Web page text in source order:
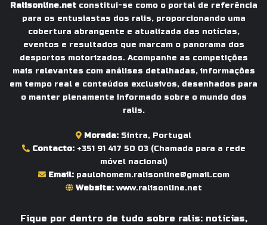
Ralisonline.netconstitui-se como o portal de referência
para os entusiastas dos ralis, proporcionando uma
cobertura abrangente e atualizada das notícias,
eventos e resultados que marcam o panorama dos
desportos motorizados. Acompanhe as competições
mais relevantes com análises detalhadas, informações
em tempo real e conteúdos exclusivos, desenhados para
o manter plenamente informado sobre o mundo dos
ralis.
Morada: Sintra, Portugal
Contacto: +351 91 417 50 03(Chamada para a rede
móvel nacional)
Email: paulohomem.ralisonline@gmail.com
Website: www.ralisonline.net
Fique por dentro de tudo sobre ralis: notícias,